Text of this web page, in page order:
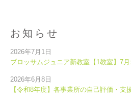
お知らせ
ブロッサムジュニア新教室【1教室】7月
2026年7月1日
【令和8年度】各事業所の自己評価・支
2026年6月8日